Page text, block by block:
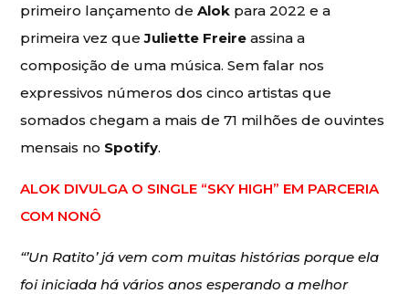
primeiro lançamento deAlok para 2022 e a
primeira vez queJuliette Freire assina a
composição de uma música. Sem falar nos
expressivos números dos cinco artistas que
somados chegam a mais de 71 milhões de ouvintes
mensais no Spotify.
ALOK DIVULGA O SINGLE “SKY HIGH” EM PARCERIA
COM NONÔ
“’Un Ratito’ já vem com muitas histórias porque ela
foi iniciada há vários anos esperando a melhor